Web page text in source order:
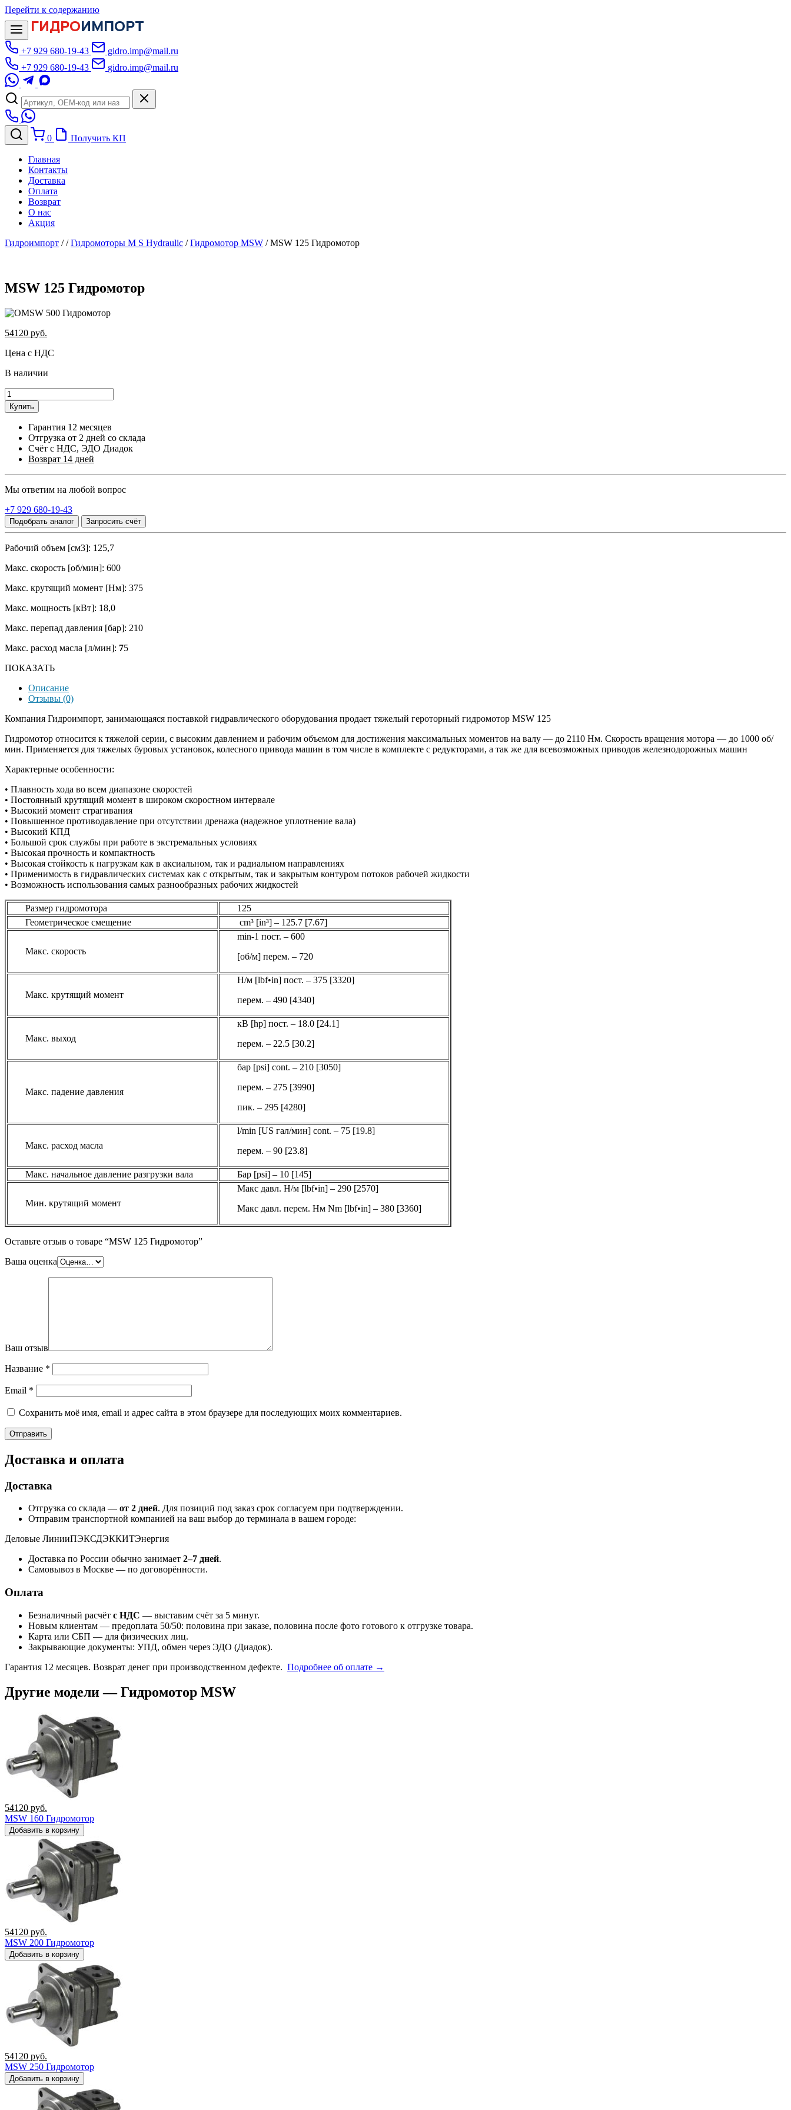
Перейти к содержанию
ГИДРОИМПОРТ
+7 929 680-19-43
gidro.imp@mail.ru
+7 929 680-19-43
gidro.imp@mail.ru
0 Получить КП
Главная
Контакты
Доставка
Оплата
Возврат
О нас
Акция
Гидроимпорт //Гидромоторы M S Hydraulic /Гидромотор MSW /MSW 125 Гидромотор
MSW 125 Гидромотор
54120 руб.
Цена с НДС
В наличии
Купить
Гарантия 12 месяцев
Отгрузка от 2 дней со склада
Счёт с НДС, ЭДО Диадок
Возврат 14 дней
Мы ответим на любой вопрос
+7 929 680-19-43
Подобрать аналог Запросить счёт
Рабочий объем [см3]: 125,7
Макс. скорость [об/мин]: 600
Макс. крутящий момент [Нм]: 375
Макс. мощность [кВт]: 18,0
Макс. перепад давления [бар]: 210
Макс. расход масла [л/мин]: 75
ПОКАЗАТЬ
Описание
Отзывы (0)
Компания Гидроимпорт, занимающаяся поставкой гидравлического оборудования продает тяжелый героторный гидромотор MSW 125
Гидромотор относится к тяжелой серии, с высоким давлением и рабочим объемом для достижения максимальных моментов на валу — до 2110 Нм. Скорость вращения мотора — до 1000 об/
мин. Применяется для тяжелых буровых установок, колесного привода машин в том числе в комплекте с редукторами, а так же для всевозможных приводов железнодорожных машин
Характерные особенности:
• Плавность хода во всем диапазоне скоростей
• Постоянный крутящий момент в широком скоростном интервале
• Высокий момент страгивания
• Повышенное противодавление при отсутствии дренажа (надежное уплотнение вала)
• Высокий КПД
• Большой срок службы при работе в экстремальных условиях
• Высокая прочность и компактность
• Высокая стойкость к нагрузкам как в аксиальном, так и радиальном направлениях
• Применимость в гидравлических системах как с открытым, так и закрытым контуром потоков рабочей жидкости
• Возможность использования самых разнообразных рабочих жидкостей
Размер гидромотора
125
Геометрическое смещение
cm³ [in³] – 125.7 [7.67]
Макс. скорость
min-1 пост. – 600
[об/м] перем. – 720
Макс. крутящий момент
Н/м [lbf•in] пост. – 375 [3320]
перем. – 490 [4340]
Макс. выход
кВ [hp] пост. – 18.0 [24.1]
перем. – 22.5 [30.2]
Макс. падение давления
бар [psi] cont. – 210 [3050]
перем. – 275 [3990]
пик. – 295 [4280]
Макс. расход масла
l/min [US гал/мин] cont. – 75 [19.8]
перем. – 90 [23.8]
Макс. начальное давление разгрузки вала Бар [psi] – 10 [145]
Мин. крутящий момент
Макс давл. Н/м [lbf•in] – 290 [2570]
Макс давл. перем. Нм Nm [lbf•in] – 380 [3360]
Оставьте отзыв о товаре “MSW 125 Гидромотор”
Ваша оценка
Ваш отзыв
Название *
Email *
Сохранить моё имя, email и адрес сайта в этом браузере для последующих моих комментариев.
Доставка и оплата
Доставка
Отгрузка со склада — от 2 дней. Для позиций под заказ срок согласуем при подтверждении.
Отправим транспортной компанией на ваш выбор до терминала в вашем городе:
Деловые ЛинииПЭКСДЭККИТЭнергия
Доставка по России обычно занимает 2–7 дней.
Самовывоз в Москве — по договорённости.
Оплата
Безналичный расчёт с НДС — выставим счёт за 5 минут.
Новым клиентам — предоплата 50/50: половина при заказе, половина после фото готового к отгрузке товара.
Карта или СБП — для физических лиц.
Закрывающие документы: УПД, обмен через ЭДО (Диадок).
Гарантия 12 месяцев. Возврат денег при производственном дефекте. Подробнее об оплате →
Другие модели — Гидромотор MSW
54120 руб.
MSW 160 Гидромотор
Добавить в корзину
54120 руб.
MSW 200 Гидромотор
Добавить в корзину
54120 руб.
MSW 250 Гидромотор
Добавить в корзину